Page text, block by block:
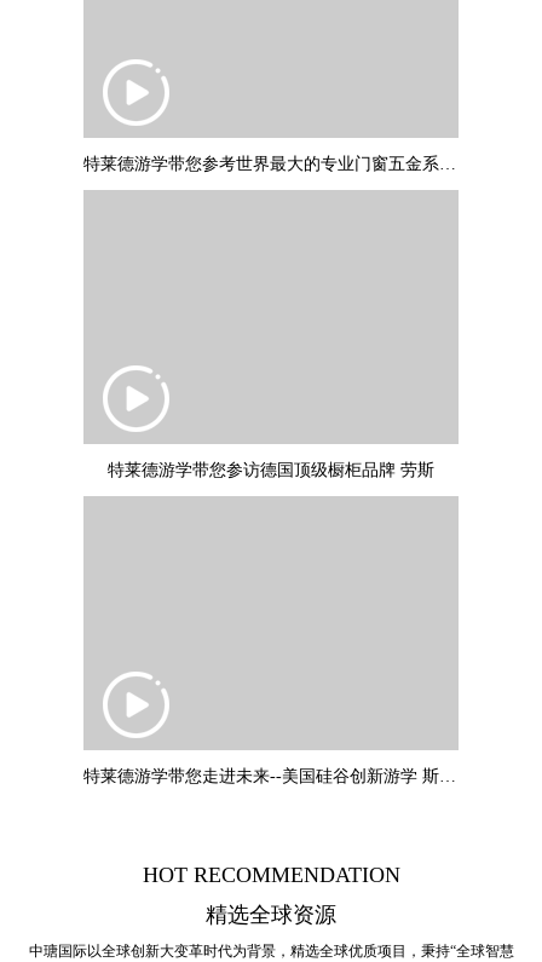
特莱德游学带您参考世界最大的专业门窗五金系统制作商：德国诺托集团
特莱德游学带您参访德国顶级橱柜品牌 劳斯
特莱德游学带您走进未来--美国硅谷创新游学 斯坦福大学：叶教授专题
HOT RECOMMENDATION
精选全球资源
中瑭国际以全球创新大变革时代为背景，精选全球优质项目，秉持“全球智慧